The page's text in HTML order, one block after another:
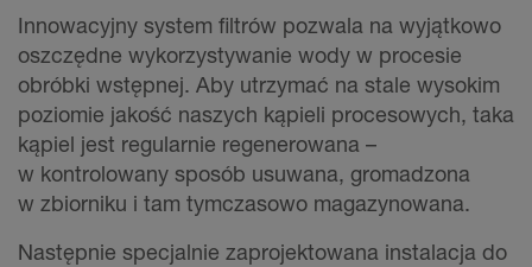
Innowacyjny system filtrów pozwala na wyjątkowo
oszczędne wykorzystywanie wody w procesie
obróbki wstępnej. Aby utrzymać na stale wysokim
poziomie jakość naszych kąpieli procesowych, taka
kąpiel jest regularnie regenerowana –
w kontrolowany sposób usuwana, gromadzona
w zbiorniku i tam tymczasowo magazynowana.
Następnie specjalnie zaprojektowana instalacja do